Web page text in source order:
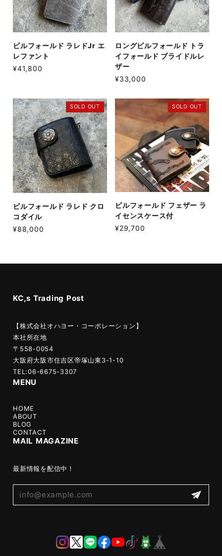
ビルフォールド ラレドJr エ
レファント
¥41,800
ロングビルフォールド トラ
イフォールド ブライドルレ
ザー
¥33,000
SOLD OUT
ビルフォールド ラレド クロ
コダイル
¥88,000
SOLD OUT
ビルフォールド フェザー ラ
イセンスケース付
¥29,700
KC,s Trading Post
【株式会社オハヨー・コーポレーション】
本社所在地
〒558-0054
大阪府大阪市住吉区帝塚山東3-1-10
TEL:06-6675-3307
MENU
HOME
ABOUT
BLOG
CONTACT
MAIL MAGAZINE
最新情報を配信中！